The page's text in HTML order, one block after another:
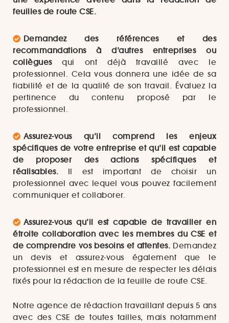
feuilles de route CSE.
Demandez des références et des
recommandations à d’autres entreprises ou
collèguesqui ont déjà travaillé avec le
professionnel. Cela vous donnera une idée de sa
fiabilité et de la qualité de son travail. Évaluez la
pertinence du contenu proposé par le
professionnel.
Assurez-vous qu’il comprend les enjeux
spécifiques de votre entreprise et qu’il est capable
de proposer des actions spécifiques et
réalisables. Il est important de choisir un
professionnel avec lequel vous pouvez facilement
communiquer et collaborer.
Assurez-vous qu’il est capable de travailler en
étroite collaboration avec les membres du CSE et
de comprendre vos besoins et attentes. Demandez
un devis et assurez-vous également que le
professionnel est en mesure de respecter les délais
fixés pour la rédaction de la feuille de route CSE.
Notre agence de rédaction travaillant depuis 5 ans
avec des CSE de toutes tailles, mais notamment